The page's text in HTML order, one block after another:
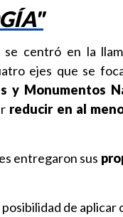
se centró en la
ejes que se
y Monumentos
reducir en al
entregaron sus
posibilidad de aplicar